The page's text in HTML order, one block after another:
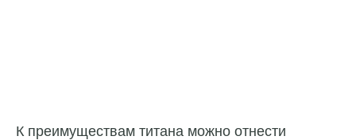
К преимуществам титана можно отнести